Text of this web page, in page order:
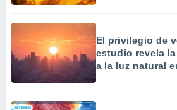
El privilegio de
estudio revela
a la luz natural